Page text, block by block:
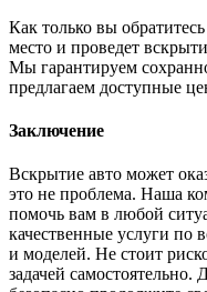
Как только вы
место и проведет
Мы гарантируем
предлагаем доступные
Заключение
Вскрытие авто может
это не проблема. Наша
помочь вам в любой
качественные услуги по
и моделей. Не стоит
задачей самостоятельно.